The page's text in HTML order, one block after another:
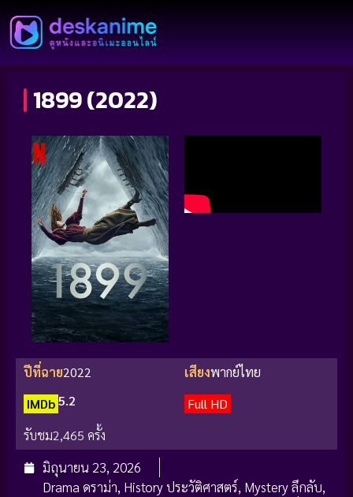
1899 (2022)
ปีที่ฉาย2022 เสียงพากย์ไทย
IMDb5.2
Full HD
รับชม2,465 ครั้ง
มิถุนายน 23, 2026
Drama ดราม่า, History ประวัติศาสตร์, Mystery ลึกลับ,